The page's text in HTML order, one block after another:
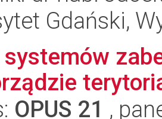
Gdański,
OPUS 21 ,